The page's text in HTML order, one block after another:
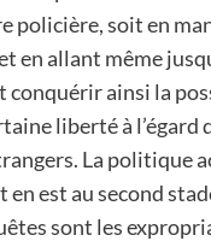
policière, soit en
en allant même
conquérir ainsi la
liberté à l’égard
La politique
est au second
sont les